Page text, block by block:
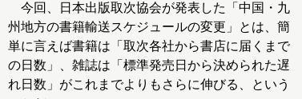
今回、日本出版取次協会が発表した「中国・九
州地方の書籍輸送スケジュールの変更」とは、簡
単に言えば書籍は「取次各社から書店に届くまで
の日数」、雑誌は「標準発売日から決められた遅
れ日数」がこれまでよりもさらに伸びる、という